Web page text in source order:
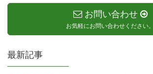
お問い合わせ
お気軽にお問い合わせください。
最新記事